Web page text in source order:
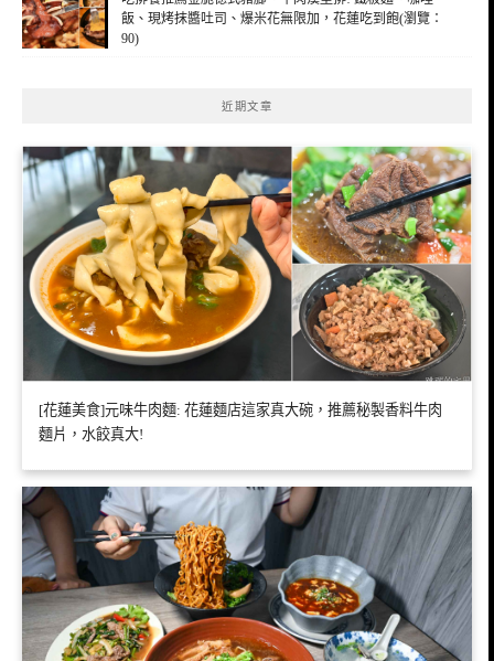
飯、現烤抹醬吐司、爆米花無限加，花蓮吃到飽(瀏覽：
90)
近期文章
[花蓮美食]元味牛肉麵: 花蓮麵店這家真大碗，推薦秘製香料牛肉
麵片，水餃真大!